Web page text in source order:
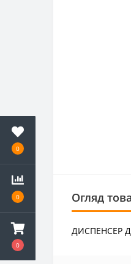
0
0
0
Огляд
ДИСПЕНСЕР